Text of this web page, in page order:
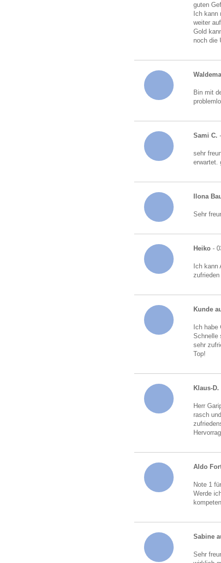
guten
Ich kann
weiter
Gold
noch die
Bin mit
Sami C.
sehr
erwartet.
Ilona
Sehr
Heiko -
Ich
Kunde
Ich
Schnelle
sehr
Top!
Klaus-D.
Herr
rasch
Aldo
Note 1
Werde
Sabine
Sehr